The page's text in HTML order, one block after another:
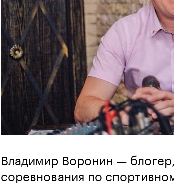
Владимир Воронин —
соревнования по